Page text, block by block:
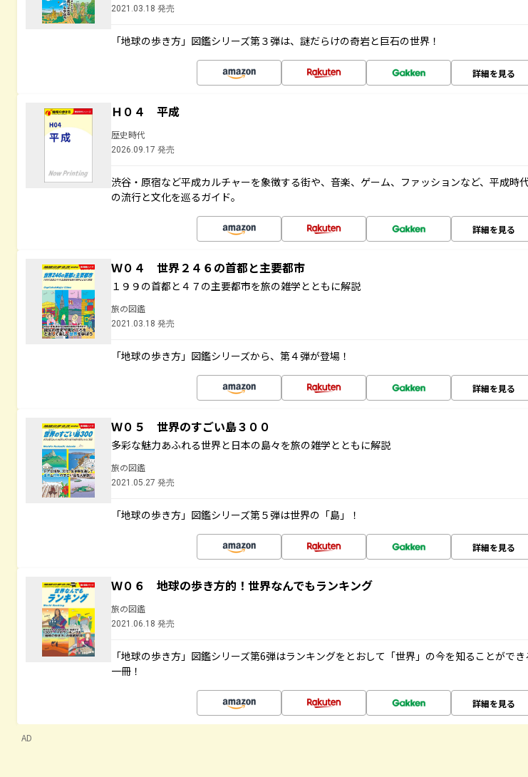
2021.03.18 発売
「地球の歩き方」図鑑シリーズ第３弾は、謎だらけの奇岩と巨石の世界！
詳細を見る
Ｈ０４ 平成
歴史時代
2026.09.17 発売
渋谷・原宿など平成カルチャーを象徴する街や、音楽、ゲーム、ファッションなど、平成時
の流行と文化を巡るガイド。
詳細を見る
Ｗ０４ 世界２４６の首都と主要都市
１９９の首都と４７の主要都市を旅の雑学とともに解説
旅の図鑑
2021.03.18 発売
「地球の歩き方」図鑑シリーズから、第４弾が登場！
詳細を見る
Ｗ０５ 世界のすごい島３００
多彩な魅力あふれる世界と日本の島々を旅の雑学とともに解説
旅の図鑑
2021.05.27 発売
「地球の歩き方」図鑑シリーズ第５弾は世界の「島」！
詳細を見る
Ｗ０６ 地球の歩き方的！世界なんでもランキング
旅の図鑑
2021.06.18 発売
「地球の歩き方」図鑑シリーズ第6弾はランキングをとおして「世界」の今を知ることができ
一冊！
詳細を見る
AD